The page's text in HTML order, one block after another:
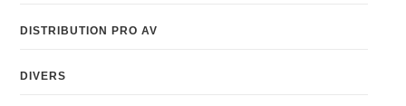
DISTRIBUTION PRO AV
DIVERS